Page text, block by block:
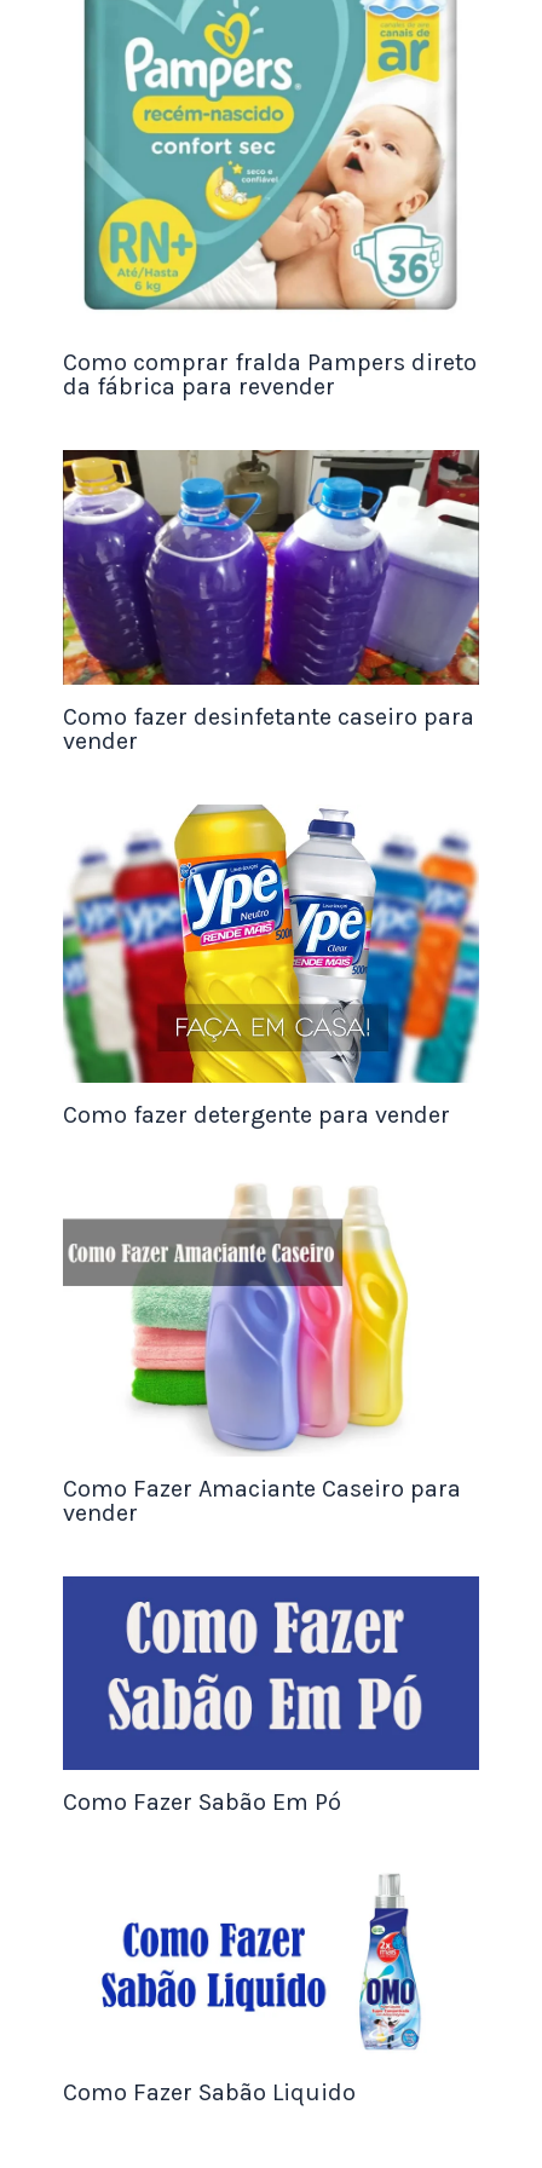
alimentação, transporte, contas de serviços
públicos, seguros e outros custos fixos. Anote
esses valores com precisão.
2. Defina o Nível de Segurança Desejado
Agora, você precisa decidir quantos meses de
despesas deseja cobrir com sua reserva de
emergência. O padrão é geralmente de 3 a 6
meses, mas essa escolha pode variar dependendo
3. Faça o Cálculo
quantidade de meses escolhida para determinar o
valor da reserva de emergência. A fórmula básica
Valor da Reserva de Emergência = Despesas
Mensais x Número de Meses Desejados
R$ 3.000 e você deseja uma reserva de emergência
R$ 3.000 x 6 = R$ 18.000
Portanto, sua reserva de emergência ideal seria de
R$ 18.000.
Se preferir, utilize nossa
Calculadora de Reserva
de Emergência
Lembre-se de que o valor da reserva de
Considere fatores como a estabilidade do seu
emprego, seus gastos discricionários e qualquer
fonte adicional de renda (como aluguéis,
investimentos, etc.) ao avaliar sua situação
5. Comece a Poupar
Após determinar o valor da sua reserva de
plano de economia mensal e direcione uma parte
emergência.
Não deixe de visitar nosso
artigo principal sobre
reserva de emergência para obter informações
adicionais sobre como construir e manter uma
reserva sólida. A reserva de emergência é um
alicerce essencial para alcançar a estabilidade
Compartilhe este guia com amigos e familiares,
para que todos possam aprender a importância de
calcular o valor da reserva de emergência e tomar
medidas para proteger seu futuro financeiro.
Seu Doce Vale Muito Mais do Que Você
Como comprar fralda Pampers direto
da fábrica para revender
Como fazer desinfetante caseiro para
vender
Como fazer detergente para vender
Como Fazer Amaciante Caseiro para
vender
Como Fazer Sabão Em Pó
Como Fazer Sabão Liquido